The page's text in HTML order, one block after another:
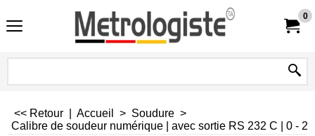
0
<< Retour Accueil > Soudure >
Calibre de soudeur numérique | avec sortie RS 232 C | 0 -